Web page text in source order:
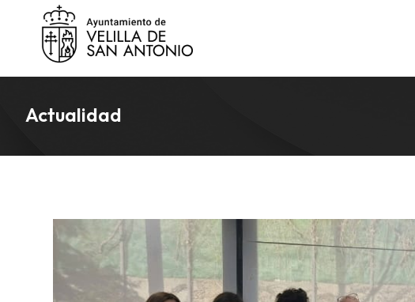
Actualidad